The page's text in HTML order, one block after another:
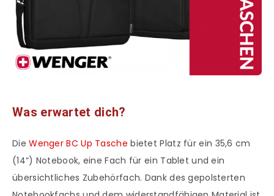
Was erwartet dich?
DieWenger BC Up Tasche bietet Platz für ein 35,6 cm
(14“) Notebook, eine Fach für ein Tablet und ein
übersichtliches Zubehörfach. Dank des gepolsterten